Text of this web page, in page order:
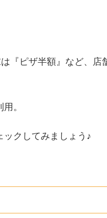
『ピザ半額』など、店
。
クしてみましょう♪